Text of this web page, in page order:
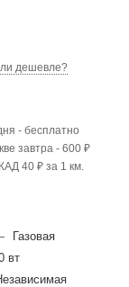
дешевле?
- бесплатно
завтра - 600 ₽
40 ₽ за 1 км.
Газовая
вт